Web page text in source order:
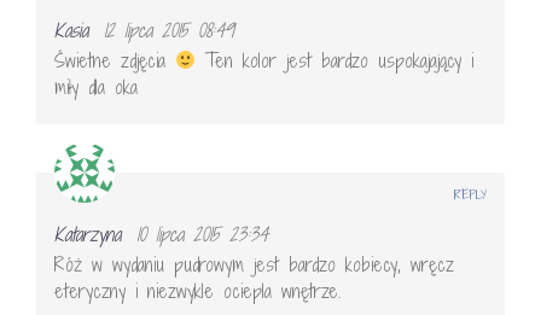
Kasia
12 lipca 2015 08:49
Świetne zdjęcia
Ten kolor jest bardzo uspokajający i
miły dla oka
Katarzyna
10 lipca 2015 23:34
Róż w wydaniu pudrowym jest bardzo kobiecy, wręcz
eteryczny i niezwykle ociepla wnętrze.
REPLY